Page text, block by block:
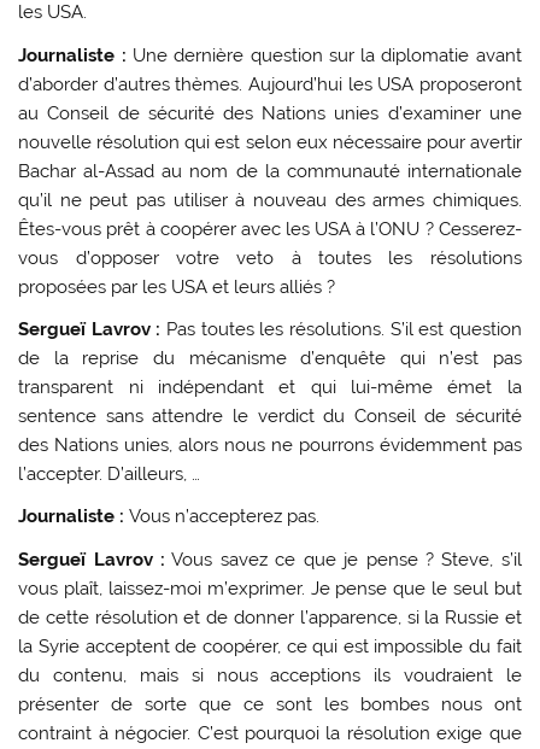
les USA.
Journaliste : Une dernière question sur la diplomatie avant
d’aborder d’autres thèmes. Aujourd’hui les USA proposeront
au Conseil de sécurité des Nations unies d’examiner une
nouvelle résolution qui est selon eux nécessaire pour avertir
Bachar al-Assad au nom de la communauté internationale
qu’il ne peut pas utiliser à nouveau des armes chimiques.
Êtes-vous prêt à coopérer avec les USA à l’ONU ? Cesserez-
vous d’opposer votre veto à toutes les résolutions
proposées par les USA et leurs alliés ?
Sergueï Lavrov : Pas toutes les résolutions. S’il est question
de la reprise du mécanisme d’enquête qui n’est pas
transparent ni indépendant et qui lui-même émet la
sentence sans attendre le verdict du Conseil de sécurité
des Nations unies, alors nous ne pourrons évidemment pas
l’accepter. D’ailleurs, …
Journaliste :Vous n’accepterez pas.
Sergueï Lavrov : Vous savez ce que je pense ? Steve, s’il
vous plaît, laissez-moi m’exprimer. Je pense que le seul but
de cette résolution et de donner l’apparence, si la Russie et
la Syrie acceptent de coopérer, ce qui est impossible du fait
du contenu, mais si nous acceptions ils voudraient le
présenter de sorte que ce sont les bombes nous ont
contraint à négocier. C’est pourquoi la résolution exige que